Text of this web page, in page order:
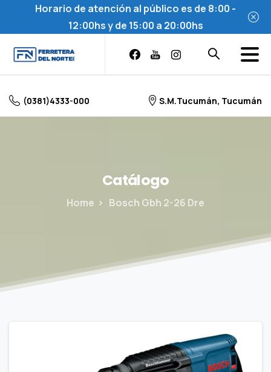
Horario de atención al público es de 8:00 -
12:00hs y de 15:00 a 20:00hs
(0381)4333-000 S.M.Tucumán, Tucumán
Catálogo
Home Bosch Gbh 2-26 Dre